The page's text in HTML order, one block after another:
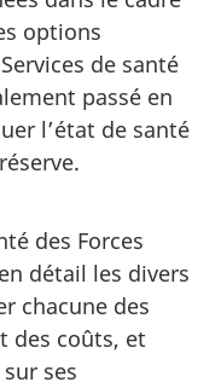
options
de santé
passé en
l’état de santé
des Forces
détail les divers
chacune des
des coûts, et
ses